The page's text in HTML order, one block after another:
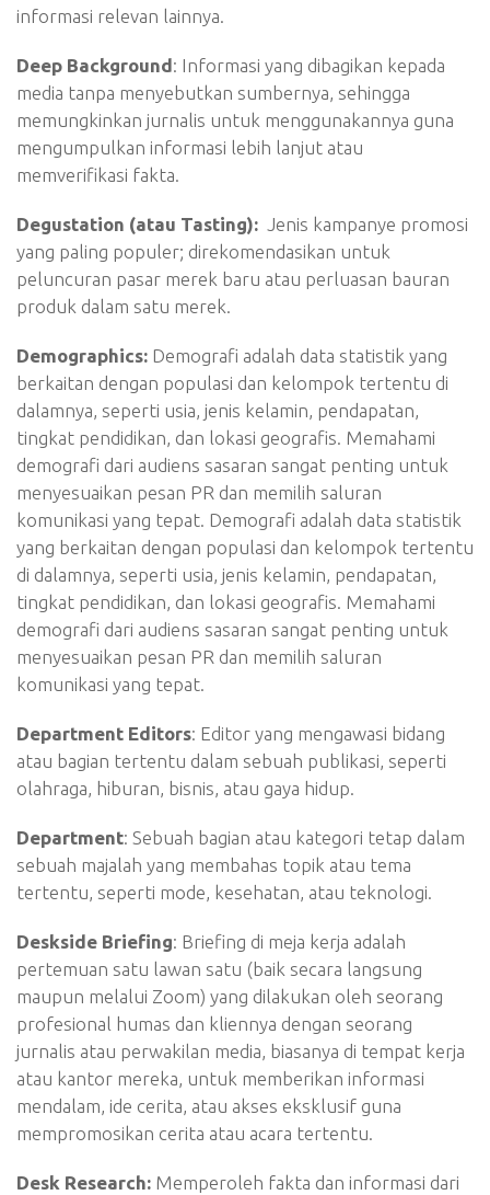
informasi relevan lainnya.
Deep Background: Informasi yang dibagikan kepada
media tanpa menyebutkan sumbernya, sehingga
memungkinkan jurnalis untuk menggunakannya guna
mengumpulkan informasi lebih lanjut atau
memverifikasi fakta.
Degustation (atau Tasting): Jenis kampanye promosi
yang paling populer; direkomendasikan untuk
peluncuran pasar merek baru atau perluasan bauran
produk dalam satu merek.
Demographics: Demografi adalah data statistik yang
berkaitan dengan populasi dan kelompok tertentu di
dalamnya, seperti usia, jenis kelamin, pendapatan,
tingkat pendidikan, dan lokasi geografis. Memahami
demografi dari audiens sasaran sangat penting untuk
menyesuaikan pesan PR dan memilih saluran
komunikasi yang tepat. Demografi adalah data statistik
yang berkaitan dengan populasi dan kelompok tertentu
di dalamnya, seperti usia, jenis kelamin, pendapatan,
tingkat pendidikan, dan lokasi geografis. Memahami
demografi dari audiens sasaran sangat penting untuk
menyesuaikan pesan PR dan memilih saluran
komunikasi yang tepat.
Department Editors: Editor yang mengawasi bidang
atau bagian tertentu dalam sebuah publikasi, seperti
olahraga, hiburan, bisnis, atau gaya hidup.
Department: Sebuah bagian atau kategori tetap dalam
sebuah majalah yang membahas topik atau tema
tertentu, seperti mode, kesehatan, atau teknologi.
Deskside Briefing: Briefing di meja kerja adalah
pertemuan satu lawan satu (baik secara langsung
maupun melalui Zoom) yang dilakukan oleh seorang
profesional humas dan kliennya dengan seorang
jurnalis atau perwakilan media, biasanya di tempat kerja
atau kantor mereka, untuk memberikan informasi
mendalam, ide cerita, atau akses eksklusif guna
mempromosikan cerita atau acara tertentu.
Desk Research: Memperoleh fakta dan informasi dari